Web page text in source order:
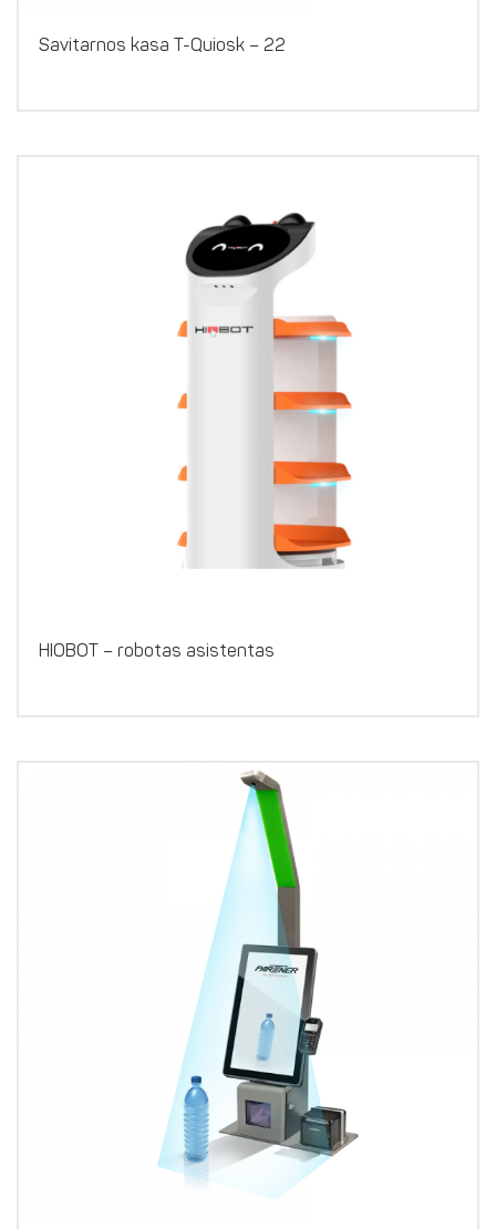
Savitarnos kasa T-Quiosk – 22
HIOBOT – robotas asistentas